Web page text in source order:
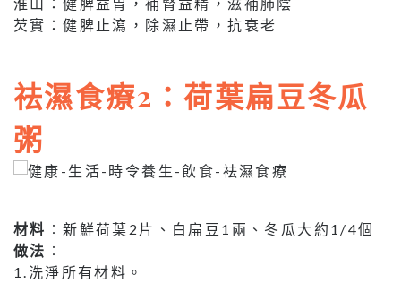
淮山：健脾益胃，補腎益精，滋補肺陰
芡實：健脾止瀉，除濕止帶，抗衰老
祛濕食療2：荷葉扁豆冬瓜
粥
材料 ︰新鮮荷葉2片、白扁豆1兩、冬瓜大約1/4個
做法 ︰
1.洗淨所有材料。